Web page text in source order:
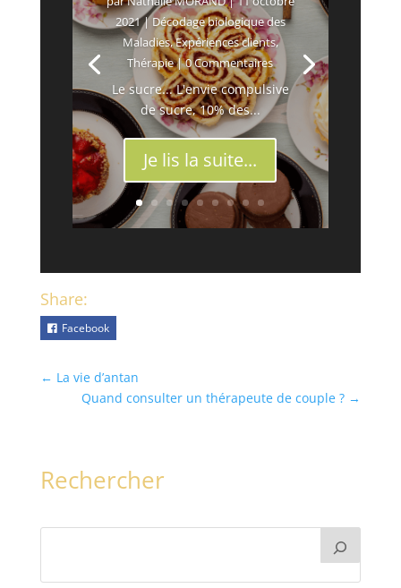
2021| Décodage biologique des
Maladies,Expériences clients,
Thérapie| 0 Commentaires
Le sucre... L'envie compulsive
de sucre, 10% des...
Je lis la suite...
Share:
Facebook
← La vie d’antan
Quand consulter un thérapeute de couple ? →
Rechercher